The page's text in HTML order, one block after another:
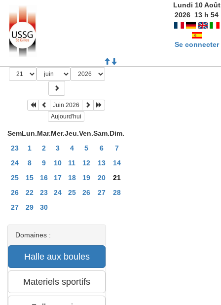
Lundi 10 Août
2026 13 h54
Se connecter
Juin 2026
Aujourd'hui
SemLun.Mar.Mer.Jeu.Ven.Sam.Dim.
23
1 2 3 4 5 6
7
24
8 9 10 11 12 13
14
25
15 16 17 18 19 20
21
26
22 23 24 25 26 27
28
27
29 30
Domaines :